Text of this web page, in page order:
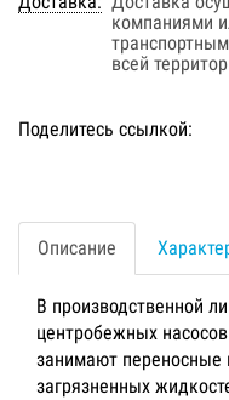
компаниями
всей
Поделитесь ссылкой:
Описание
В производственной
центробежных
занимают переносные
загрязненных